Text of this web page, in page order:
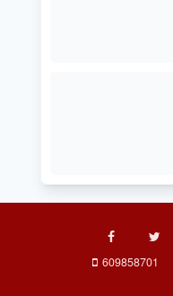
609858701